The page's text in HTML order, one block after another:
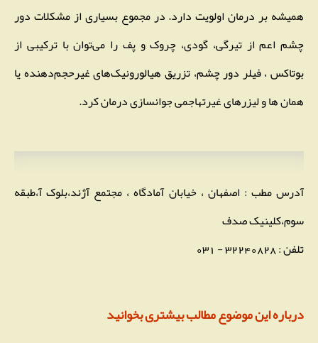
همیشه بر درمان اولویت دارد. در مجموع بسیاری از مشکلات دور
چشم اعم از تیرگی، گودی، چروک و پف را می‌توان با ترکیبی از
بوتاکس ، فیلر دور چشم، تزریق هیالورونیک‌های غیرحجم‌دهنده یا
همان ها و لیزرهای غیرتهاجمی جوانسازی درمان کرد.
آدرس مطب : اصفهان ، خیابان آمادگاه ، مجتمع آژند،بلوک آ،طبقه
سوم،کلینیک صدف
تلفن : 32240828 - 031
درباره این موضوع مطالب بیشتری بخوانید